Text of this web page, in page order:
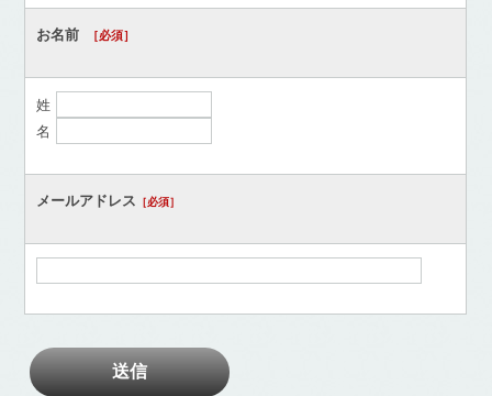
お名前 ［必須］
姓
名
メールアドレス ［必須］